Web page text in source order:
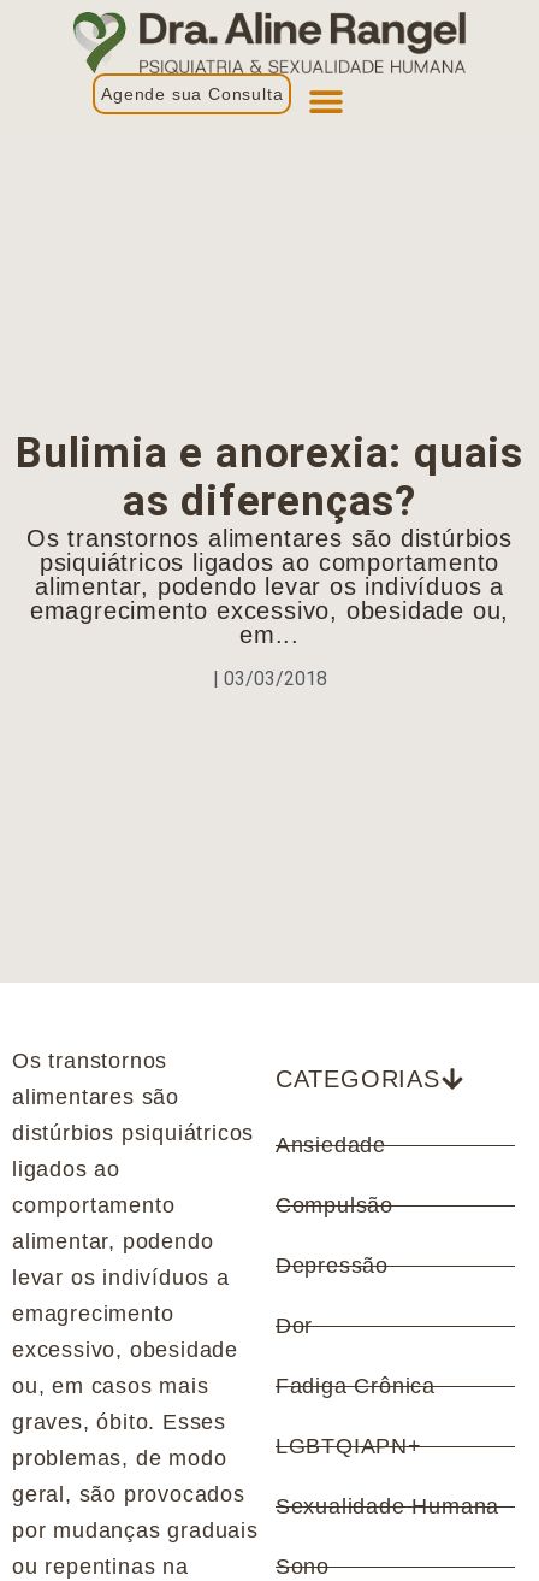
Agende sua Consulta
Bulimia e anorexia: quais
as diferenças?
Os transtornos alimentares são distúrbios
psiquiátricos ligados ao comportamento
alimentar, podendo levar os indivíduos a
emagrecimento excessivo, obesidade ou,
em...
| 03/03/2018
Os transtornos
alimentares são
distúrbios psiquiátricos
ligados ao
comportamento
alimentar, podendo
levar os indivíduos a
emagrecimento
excessivo, obesidade
ou, em casos mais
graves, óbito. Esses
problemas, de modo
geral, são provocados
por mudanças graduais
ou repentinas na
CATEGORIAS
Ansiedade
Compulsão
Depressão
Dor
Fadiga Crônica
LGBTQIAPN+
Sexualidade Humana
Sono